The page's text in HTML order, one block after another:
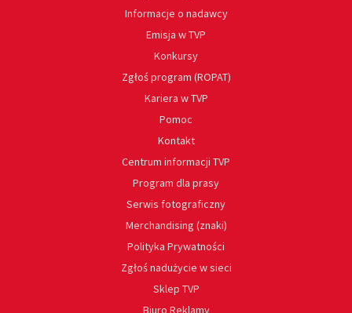
Informacje o nadawcy
Emisja w TVP
Konkursy
Zgłoś program (ROPAT)
Kariera w TVP
Pomoc
Kontakt
Centrum informacji TVP
Program dla prasy
Serwis fotograficzny
Merchandising (znaki)
Polityka Prywatności
Zgłoś nadużycie w sieci
Sklep TVP
Biuro Reklamy